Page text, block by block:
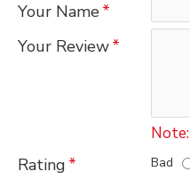
Your Name
Your Review
Note:
Rating Bad